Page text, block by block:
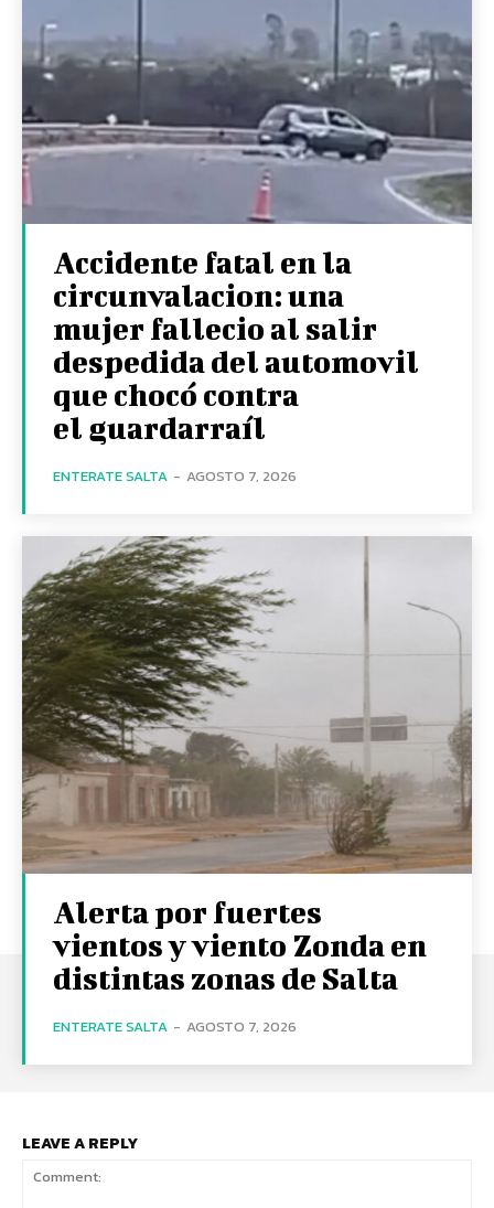
Accidente fatal en la
circunvalacion: una
mujer fallecio al salir
despedida del automovil
que chocó contra
el guardarraíl
ENTERATE SALTA - AGOSTO 7, 2026
Alerta por fuertes
vientos y viento Zonda en
distintas zonas de Salta
ENTERATE SALTA - AGOSTO 7, 2026
LEAVE A REPLY